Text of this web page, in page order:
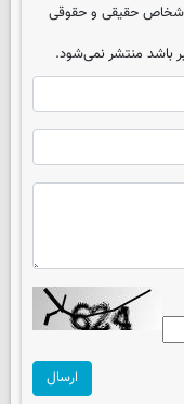
اشخاص حقیقی و حقوقی
باشد منتشر نمی‌شود.
ارسال